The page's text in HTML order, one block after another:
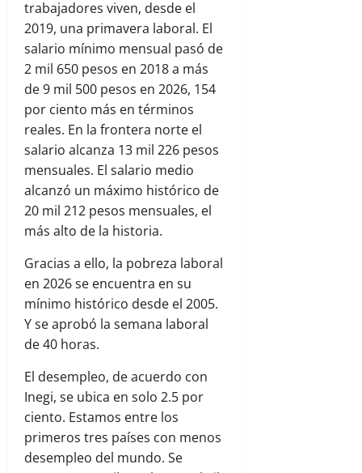
trabajadores viven, desde el
2019, una primavera laboral. El
salario mínimo mensual pasó de
2 mil 650 pesos en 2018 a más
de 9 mil 500 pesos en 2026, 154
por ciento más en términos
reales. En la frontera norte el
salario alcanza 13 mil 226 pesos
mensuales. El salario medio
alcanzó un máximo histórico de
20 mil 212 pesos mensuales, el
más alto de la historia.
Gracias a ello, la pobreza laboral
en 2026 se encuentra en su
mínimo histórico desde el 2005.
Y se aprobó la semana laboral
de 40 horas.
El desempleo, de acuerdo con
Inegi, se ubica en solo 2.5 por
ciento. Estamos entre los
primeros tres países con menos
desempleo del mundo. Se